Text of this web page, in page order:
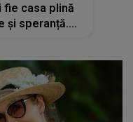
fie casa plină
și speranță.